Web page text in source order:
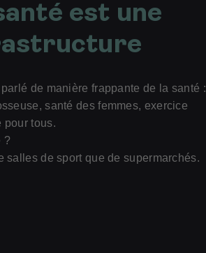
est une
de manière frappante de la santé :
santé des femmes, exercice
pour tous.
?
salles de sport que de supermarchés.